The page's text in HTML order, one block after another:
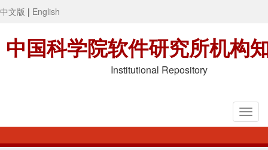
中文版 | English
中国科学院软件研究所机构
Institutional Repository